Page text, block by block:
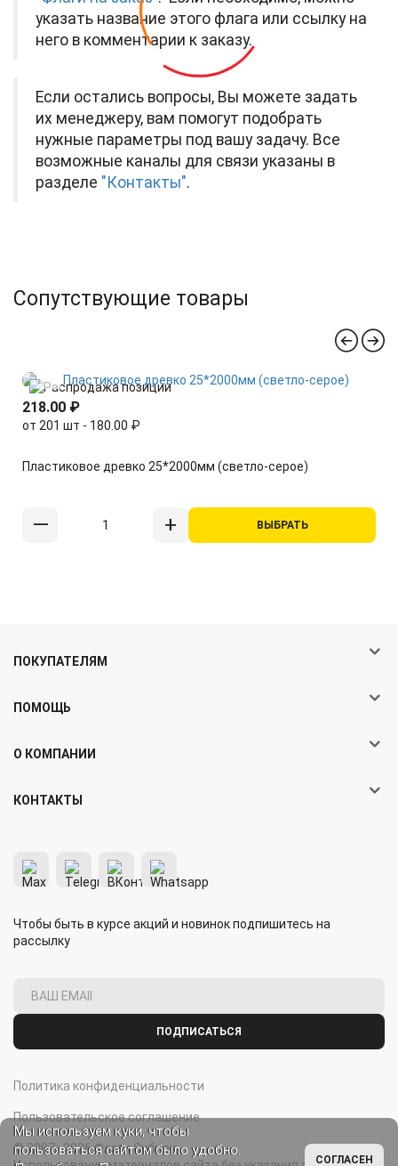
указать название этого флага или ссылку на
него в комментарии к заказу.
Если остались вопросы, Вы можете задать
их менеджеру, вам помогут подобрать
нужные параметры под вашу задачу. Все
возможные каналы для связи указаны в
разделе "Контакты".
Сопутствующие товары
218.00 ₽
от 201 шт - 180.00 ₽
Пластиковое древко 25*2000мм (светло-серое)
ВЫБРАТЬ
КОНТАКТЫ
ПОКУПАТЕЛЯМ
ПОМОЩЬ
О КОМПАНИИ
Чтобы быть в курсе акций и новинок подпишитесь на
рассылку
ПОДПИСАТЬСЯ
© 2007–2026 Флаги Сибири.
Политика конфиденциальности
Пользовательское соглашение
Мы используем куки, чтобы
пользоваться сайтом было удобно.
СОГЛАСЕН